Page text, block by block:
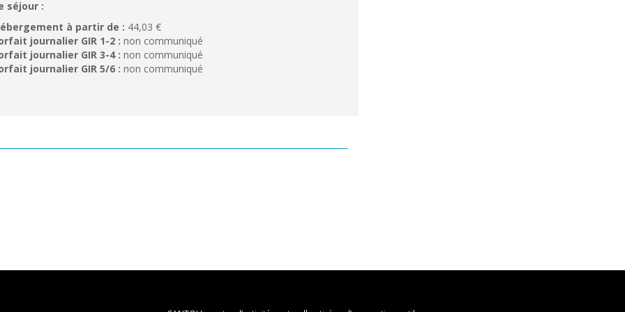
séjour :
à partir de : 44,03 €
journalier GIR 1-2 : non communiqué
journalier GIR 3-4 : non communiqué
journalier GIR 5/6 : non communiqué